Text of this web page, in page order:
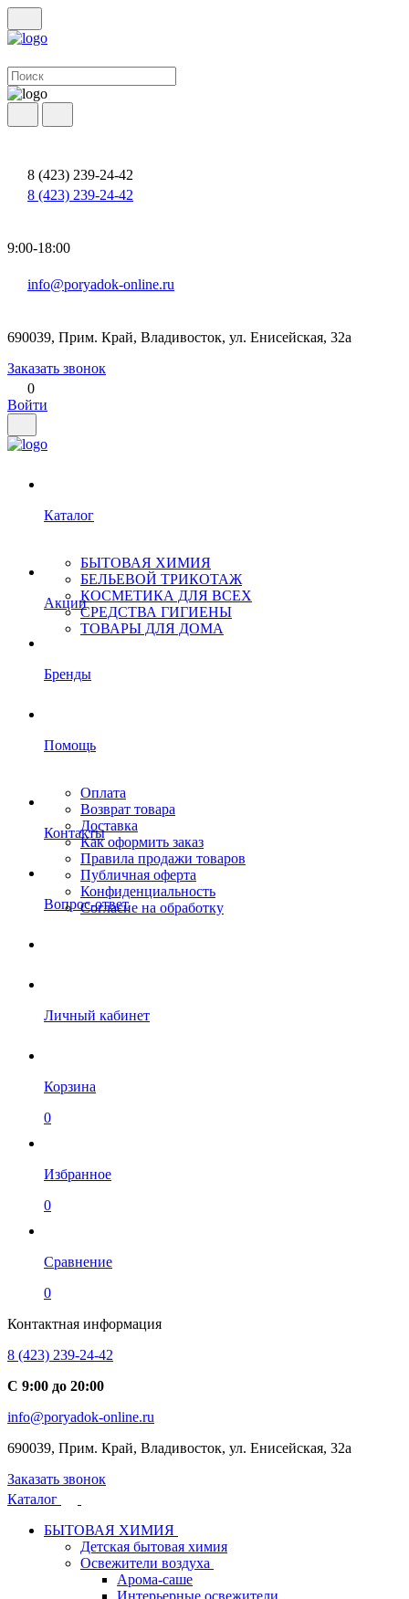
8 (423) 239-24-42
8 (423) 239-24-42
9:00-18:00
info@poryadok-online.ru
690039, Прим. Край, Владивосток, ул. Енисейская, 32а
Заказать звонок
0
Войти
Каталог
БЫТОВАЯ ХИМИЯ
БЕЛЬЕВОЙ ТРИКОТАЖ
КОСМЕТИКА ДЛЯ ВСЕХ
СРЕДСТВА ГИГИЕНЫ
ТОВАРЫ ДЛЯ ДОМА
Акции
Бренды
Помощь
Оплата
Возврат товара
Доставка
Как оформить заказ
Правила продажи товаров
Публичная оферта
Конфиденциальность
Согласие на обработку
Контакты
Вопрос-ответ
Личный кабинет
Корзина
0
Избранное
0
Сравнение
0
Контактная информация
8 (423) 239-24-42
С 9:00 до 20:00
info@poryadok-online.ru
690039, Прим. Край, Владивосток, ул. Енисейская, 32а
Заказать звонок
Каталог
БЫТОВАЯ ХИМИЯ
Детская бытовая химия
Освежители воздуха
Арома-саше
Интерьерные освежители